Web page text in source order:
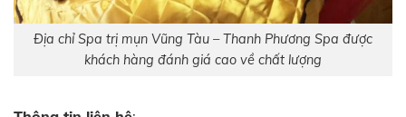
Địa chỉ Spa trị mụn Vũng Tàu – Thanh Phương Spa được
khách hàng đánh giá cao về chất lượng